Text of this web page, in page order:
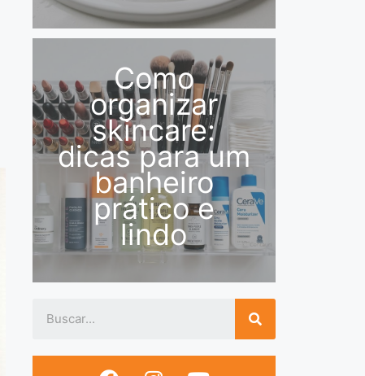
Como
organizar
skincare:
dicas para um
banheiro
prático e
lindo